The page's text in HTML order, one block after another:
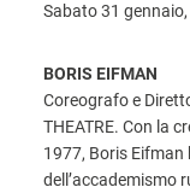
Sabato 31
BORIS EIFMAN
Coreografo e
THEATRE. Con la
1977, Boris
dell’accademismo